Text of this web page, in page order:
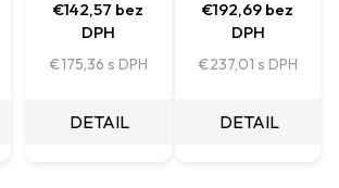
€142,57 bez
DPH
€175,36
DETAIL
€192,69 bez
DPH
€237,01
DETAIL